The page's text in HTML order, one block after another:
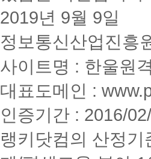
2019년 9월 9일
정보통신산업진흥
사이트명 : 한울원
대표도메인 :
인증기간 : 2016/
랭키닷컴의 산정